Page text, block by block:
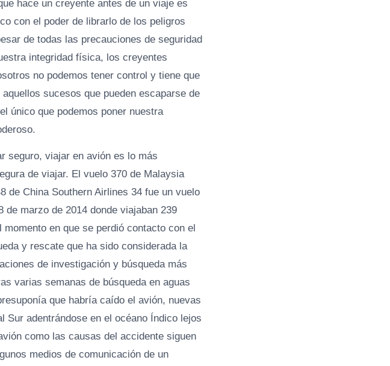
hace un creyente antes de un viaje es
con el poder de librarlo de los peligros
de todas las precauciones de seguridad
integridad física, los creyentes
no podemos tener control y tiene que
sucesos que pueden escaparse de
único que podemos poner nuestra
seguro, viajar en avión es lo más
de viajar. El vuelo 370 de Malaysia
de China Southern Airlines 34 fue un vuelo
marzo de 2014 donde viajaban 239
en que se perdió contacto con el
y rescate que ha sido considerada la
de investigación y búsqueda más
varias semanas de búsqueda en aguas
que habría caído el avión, nuevas
Sur adentrándose en el océano Índico lejos
como las causas del accidente siguen
medios de comunicación de un